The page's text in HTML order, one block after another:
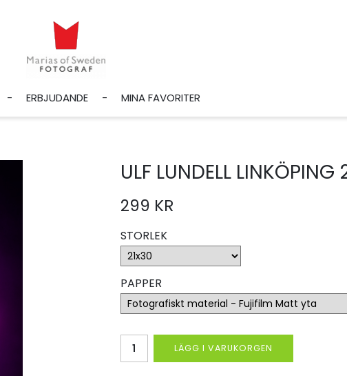
ERBJUDANDE MINA FAVORITER
ULF LUNDELL LINKÖPING
299 KR
STORLEK
PAPPER
LÄGG I VARUKORGEN